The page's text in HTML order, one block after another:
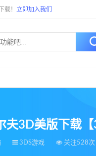
载！ 立即加入我们
夫3D美版下载【
3DS游戏 关注528次